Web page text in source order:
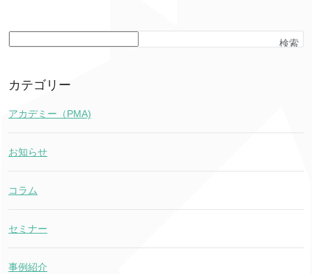
検索
カテゴリー
アカデミー（PMA)
お知らせ
コラム
セミナー
事例紹介